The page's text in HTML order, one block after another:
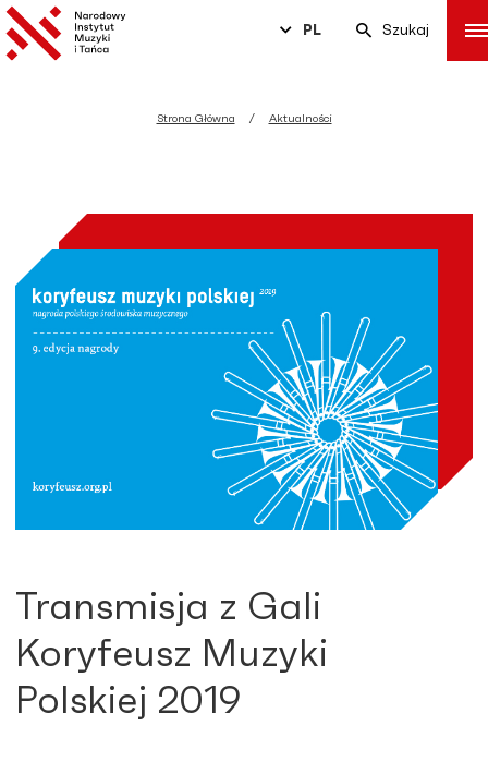
PL Szukaj
Strona Główna Aktualności
Transmisja z Gali
Koryfeusz Muzyki
Polskiej 2019